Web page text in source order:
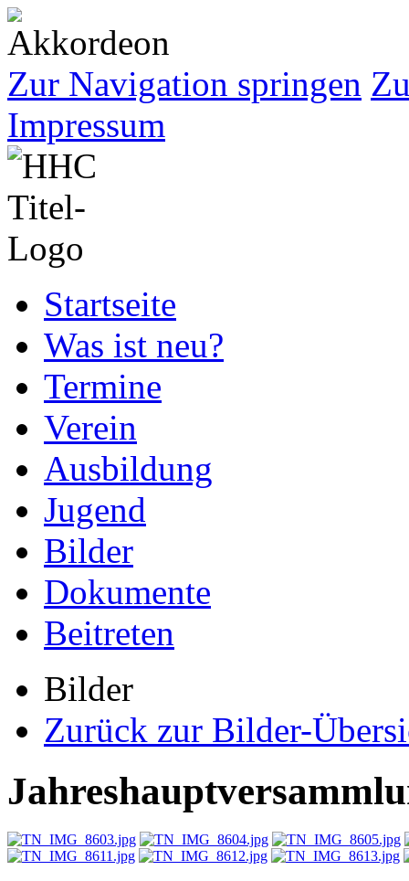
Zur Navigation springen
Impressum
Startseite
Was ist neu?
Termine
Verein
Ausbildung
Jugend
Bilder
Dokumente
Beitreten
Bilder
Zurück zur Bilder-